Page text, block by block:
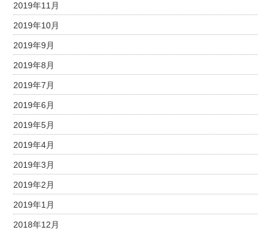
2019年11月
2019年10月
2019年9月
2019年8月
2019年7月
2019年6月
2019年5月
2019年4月
2019年3月
2019年2月
2019年1月
2018年12月